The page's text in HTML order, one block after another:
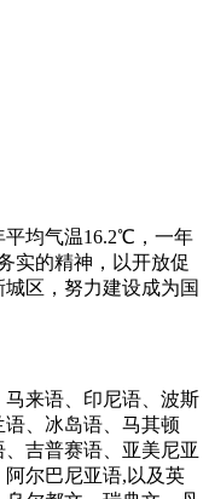
平均气温16.2℃，一年
实的精神，以开放促
区，努力建设成为国
来语、印尼语、波斯
、冰岛语、马其顿
吉普赛语、亚美尼亚
尔巴尼亚语,以及英